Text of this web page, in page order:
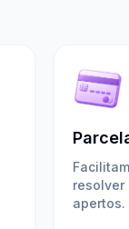
resolver
apertos.